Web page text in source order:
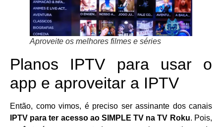
Aproveite os melhores filmes e séries
Planos IPTV para usar o
app e aproveitar a IPTV
Então, como vimos, é preciso ser assinante dos canais
IPTV para ter acesso ao SIMPLE TV na TV Roku. Pois,